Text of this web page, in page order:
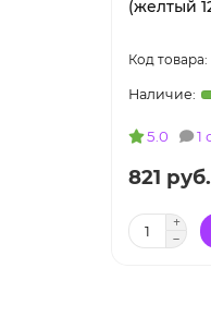
(желтый
5.0 1
821 руб.